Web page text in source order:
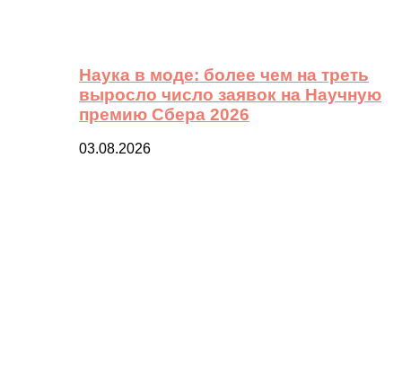
Наука в моде: более чем на треть
выросло число заявок на Научную
премию Сбера 2026
03.08.2026